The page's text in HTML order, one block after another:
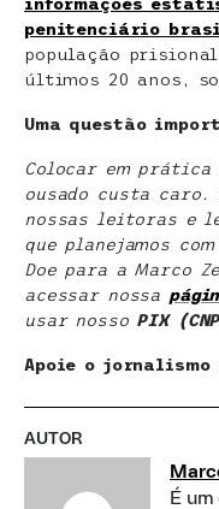
penitenciário
população
últimos 20 anos,
Uma questão
Colocar em
ousado custa caro.
nossas leitoras e
que planejamos
Doe para a Marco
acessar nossa
usar nosso PIX
Apoie o jornalismo
AUTOR
É